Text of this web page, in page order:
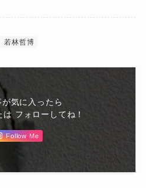
若林哲博
が気に入ったら
フォローしてね！
Follow Me